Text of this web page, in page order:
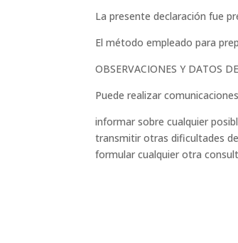
La presente declaración fue
El método empleado para
OBSERVACIONES Y DATOS
Puede realizar
informar sobre cualquier
transmitir otras dificultades
formular cualquier otra